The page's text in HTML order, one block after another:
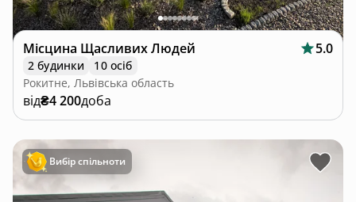
Місцина Щасливих Людей 5.0
2 будинки
10 осіб
Рокитне, Львівська область
від₴4 200доба
Вибір спільноти